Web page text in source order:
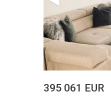
395 061 EUR